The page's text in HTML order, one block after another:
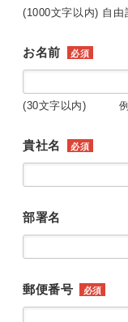
(1000文字以内) 自由
お名前 必須
(30文字以内) 例
貴社名 必須
部署名
郵便番号 必須